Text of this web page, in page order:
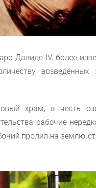
Давиде IV, более
храм, в честь
рабочие
пролил на землю